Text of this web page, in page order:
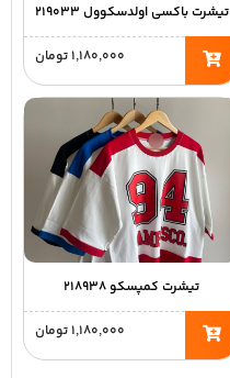
تیشرت باکسی اولدسکوول ۲۱۹۰۳۳
۱,۱۸۰,۰۰۰تومان
تیشرت کمپسکو ۲۱۸۹۳۸
۱,۱۸۰,۰۰۰تومان